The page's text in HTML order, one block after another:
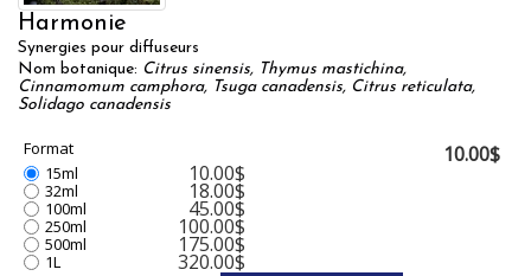
Harmonie
Synergies pour diffuseurs
Nom botanique: Citrus sinensis, Thymus mastichina,
Cinnamomum camphora, Tsuga canadensis, Citrus reticulata,
Solidago canadensis
Format
15ml
10.00$
32ml 18.00$
100ml 45.00$
250ml 100.00$
500ml 175.00$
1L 320.00$
10.00$